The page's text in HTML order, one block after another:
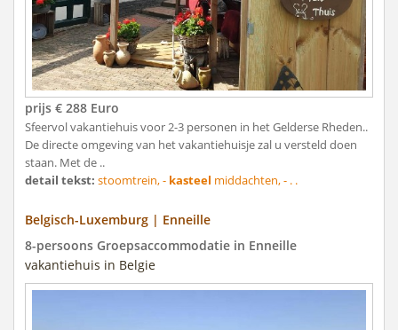
prijs € 288 Euro
Sfeervol vakantiehuis voor 2-3 personen in het Gelderse Rheden..
De directe omgeving van het vakantiehuisje zal u versteld doen
staan. Met de ..
detail tekst: stoomtrein, - kasteel middachten, - . .
Belgisch-Luxemburg | Enneille
8-persoons Groepsaccommodatie in Enneille
vakantiehuis in Belgie